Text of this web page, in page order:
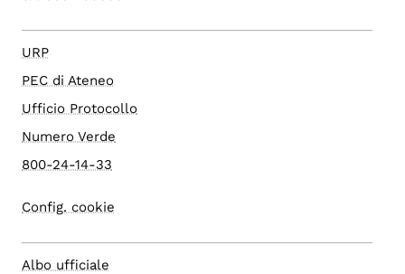
URP
PEC di Ateneo
Ufficio Protocollo
Numero Verde
800-24-14-33
Config. cookie
Albo ufficiale